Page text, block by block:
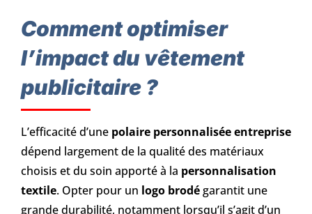
Comment optimiser
l’impact du vêtement
publicitaire ?
L’efficacité d’une polaire personnalisée entreprise
dépend largement de la qualité des matériaux
choisis et du soin apporté à la personnalisation
textile. Opter pour un logo brodégarantit une
grande durabilité, notamment lorsqu’il s’agit d’un